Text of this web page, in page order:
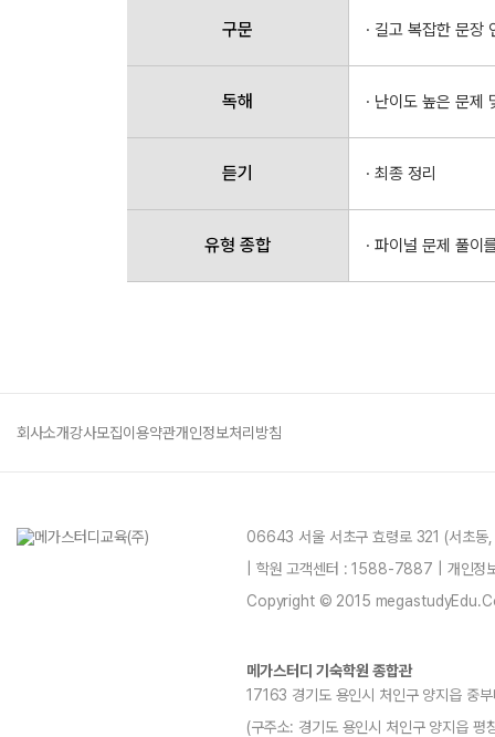
구문 · 길고 복잡한 문장
독해 · 난이도 높은 문제
듣기 · 최종 정리
유형 종합 · 파이널 문제 풀이
회사소개강사모집이용약관개인정보처리방침
06643 서울 서초구 효령로 321 (서초
| 학원 고객센터 : 1588-7887 | 개인
Copyright © 2015
메가스터디 기숙학원 종합관
17163 경기도 용인시 처인구 양지읍 중
(구주소: 경기도 용인시 처인구 양지